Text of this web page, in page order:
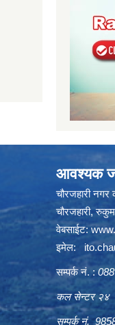
आवश्यक
चौरजहारी नगर
चौरजहारी,
वेबसाईट:
इमेल:
सम्पर्क नं. :
कल सेन्टर २४
सम्पर्क नं.